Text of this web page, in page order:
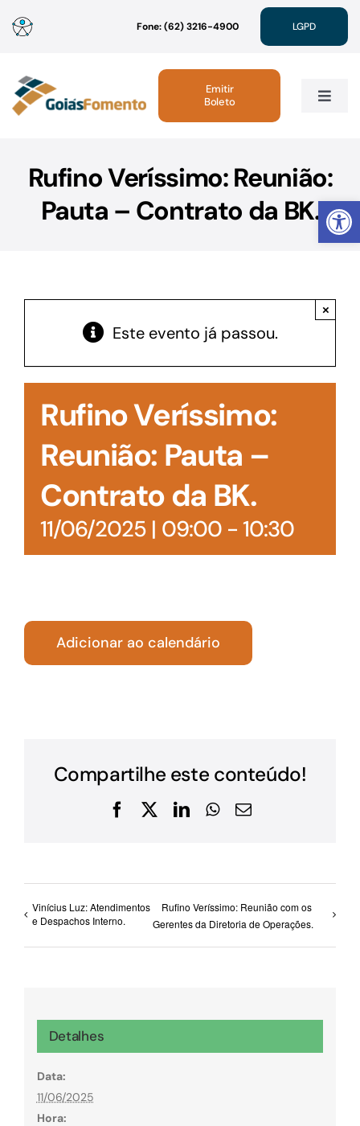
Abrir
para
conteúdo
Fone: (62) 3216-4900 LGPD
Toggle
Linhas de Crédito
Acesso à Informação
Emitir
Boleto
Rufino Veríssimo: Reunião:
Pauta – Contrato da BK.
Este evento já passou.
×
Rufino Veríssimo:
Reunião: Pauta –
Contrato da BK.
11/06/2025 | 09:00- 10:30
Adicionar ao calendário
Compartilhe este conteúdo!
Facebook
X LinkedInWhatsApp
E-
Vinícius Luz: Atendimentos
e Despachos Interno.
Rufino Veríssimo: Reunião com os
Gerentes da Diretoria de Operações.
Detalhes
Data:
11/06/2025
Hora: